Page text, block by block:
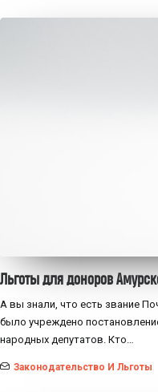
Льготы для доноров
А вы знали, что есть звание
было учреждено
народных депутатов. Кто…
Законодательство И Льготы